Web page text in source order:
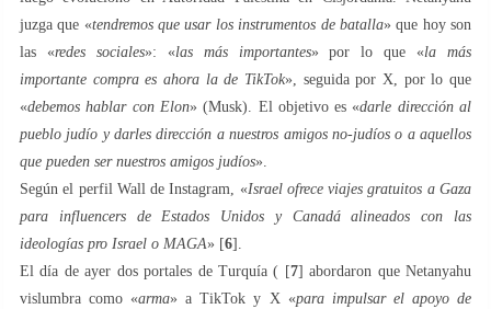
juzga que «tendremos que usar los instrumentos de batalla» que hoy son
las «redes sociales»: «las más importantes» por lo que «la más
importante compra es ahora la de TikTok», seguida por X, por lo que
«debemos hablar con Elon» (Musk). El objetivo es «darle dirección al
pueblo judío y darles dirección a nuestros amigos no-judíos o a aquellos
que pueden ser nuestros amigos judíos».
Según el perfil Wall de Instagram, «Israel ofrece viajes gratuitos a Gaza
para influencers de Estados Unidos y Canadá alineados con las
ideologías pro Israel o MAGA» [6].
El día de ayer dos portales de Turquía ( [7] abordaron que Netanyahu
vislumbra como «arma» a TikTok y X «para impulsar el apoyo de